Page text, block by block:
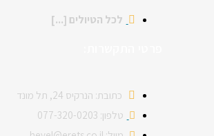
לכל הטיולים [...]
כתובת: הנרקיס 24, תל מונד
טלפון: 077-320-0203